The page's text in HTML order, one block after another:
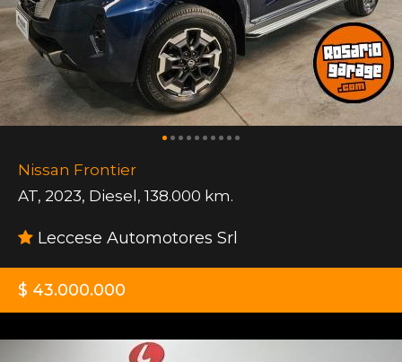
Nissan Frontier
AT, 2023, Diesel, 138.000 km.
Leccese Automotores Srl
$ 43.000.000